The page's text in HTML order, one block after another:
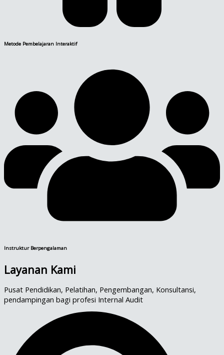
Metode Pembelajaran Interaktif
Instruktur Berpengalaman
Layanan Kami
Pusat Pendidikan, Pelatihan, Pengembangan, Konsultansi,
pendampingan bagi profesi Internal Audit